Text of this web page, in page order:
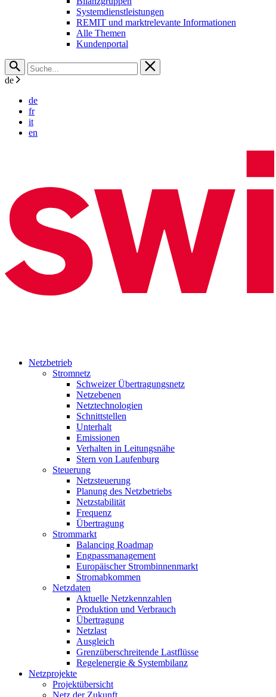
Systemdienstleistungen
REMIT und marktrelevante Informationen
Alle Themen
Kundenportal
de
de
fr
it
en
Netzbetrieb
Stromnetz
Schweizer Übertragungsnetz
Netzebenen
Netztechnologien
Schnittstellen
Unterhalt
Emissionen
Verhalten in Leitungsnähe
Stern von Laufenburg
Steuerung
Netzsteuerung
Planung des Netzbetriebs
Netzstabilität
Frequenz
Übertragung
Strommarkt
Balancing Roadmap
Engpassmanagement
Europäischer Strombinnenmarkt
Stromabkommen
Netzdaten
Aktuelle Netzkennzahlen
Produktion und Verbrauch
Übertragung
Netzlast
Ausgleich
Grenzüberschreitende Lastflüsse
Regelenergie & Systembilanz
Netzprojekte
Projektübersicht